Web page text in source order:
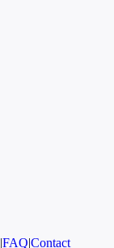
|FAQ|Contact